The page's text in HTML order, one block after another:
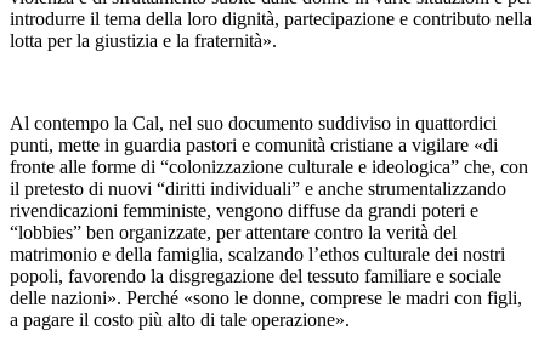
introdurre il tema della loro dignità, partecipazione e contributo nella
lotta per la giustizia e la fraternità».
Al contempo la Cal, nel suo documento suddiviso in quattordici
punti, mette in guardia pastori e comunità cristiane a vigilare «di
fronte alle forme di “colonizzazione culturale e ideologica” che, con
il pretesto di nuovi “diritti individuali” e anche strumentalizzando
rivendicazioni femministe, vengono diffuse da grandi poteri e
“lobbies” ben organizzate, per attentare contro la verità del
matrimonio e della famiglia, scalzando l’ethos culturale dei nostri
popoli, favorendo la disgregazione del tessuto familiare e sociale
delle nazioni». Perché «sono le donne, comprese le madri con figli,
a pagare il costo più alto di tale operazione».